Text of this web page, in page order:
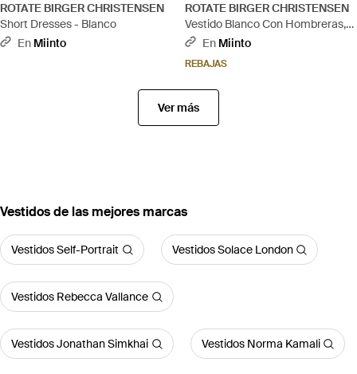
ROTATE BIRGER CHRISTENSEN
Short Dresses - Blanco
En Miinto
ROTATE BIRGER CHRISTENSEN
Vestido Blanco Con Hombreras,
Mujer, Talla - Blanco
En Miinto
REBAJAS
Ver más
Vestidos de las mejores marcas
Vestidos Self-Portrait Vestidos Solace London
Vestidos Rebecca Vallance
Vestidos Jonathan Simkhai Vestidos Norma Kamali